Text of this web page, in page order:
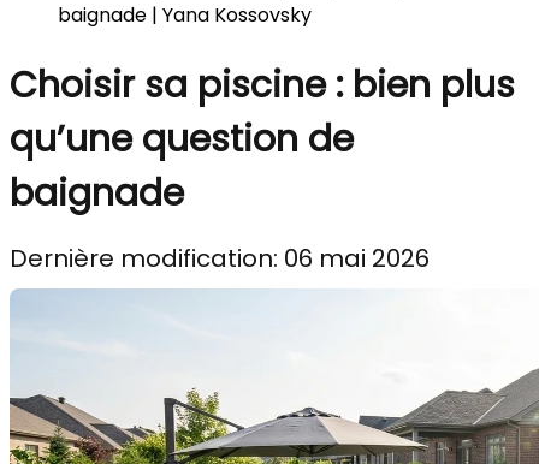
baignade | Yana Kossovsky
Choisir sa piscine : bien plus
qu’une question de
baignade
Dernière modification: 06 mai 2026